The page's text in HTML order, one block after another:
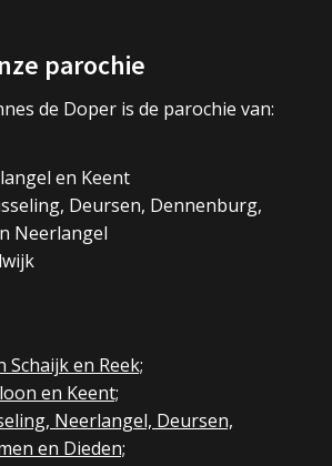
parochie
de Doper is de parochie van:
en Keent
Deursen, Dennenburg,
Neerlangel
Schaijk en Reek;
en Keent;
Neerlangel, Deursen,
en Dieden;